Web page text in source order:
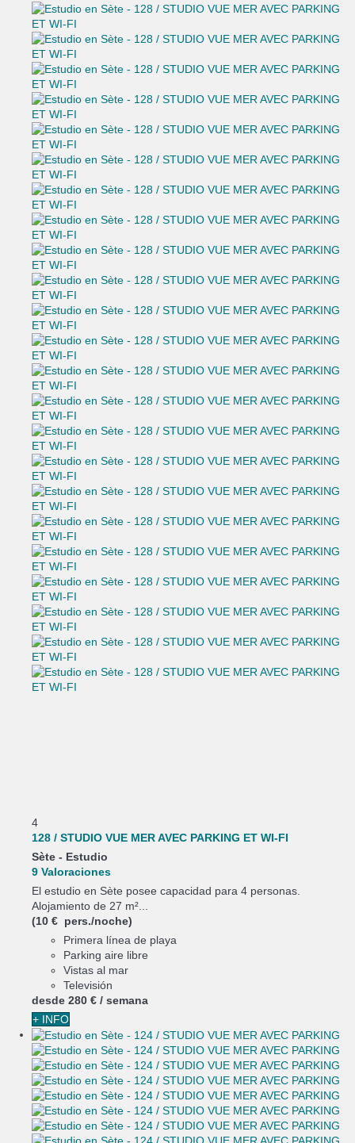
4
128 / STUDIO VUE MER AVEC PARKING ET WI-FI
Sète - Estudio
9 Valoraciones
El estudio en Sète posee capacidad para 4 personas.
Alojamiento de 27 m²...
(10 € pers./noche)
Primera línea de playa
Parking aire libre
Vistas al mar
Televisión
desde 280 € / semana
+ INFO